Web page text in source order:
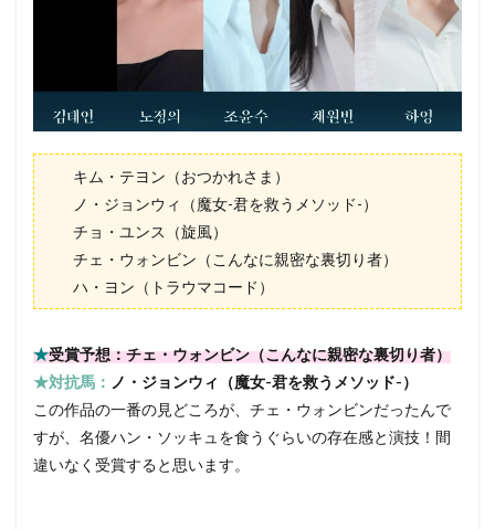
キム・テヨン（おつかれさま）
ノ・ジョンウィ（魔女-君を救うメソッド-）
チョ・ユンス（旋風）
チェ・ウォンビン（こんなに親密な裏切り者）
ハ・ヨン（トラウマコード）
★受賞予想：チェ・ウォンビン（こんなに親密な裏切り者）
★対抗馬： ノ・ジョンウィ（魔女-君を救うメソッド-）
この作品の一番の見どころが、チェ・ウォンビンだったんで
すが、名優ハン・ソッキュを食うぐらいの存在感と演技！間
違いなく受賞すると思います。